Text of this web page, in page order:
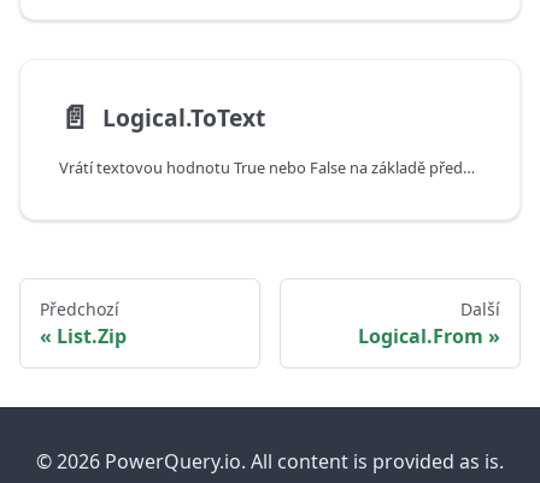
📄️ Logical.ToText
Vrátí textovou hodnotu True nebo False na základě předané logické hodnoty.
Předchozí
List.Zip
Další
Logical.From
© 2026 PowerQuery.io. All content is provided as is.